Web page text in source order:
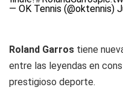
— OK Tennis (@oktennis)
Roland Garros tiene
entre las leyendas en
prestigioso deporte.